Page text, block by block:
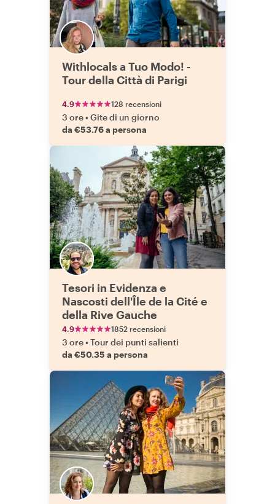
Withlocals a Tuo Modo! -
Tour della Città di Parigi
4.9 128 recensioni
3 ore•Gite di un giorno
da €53.76 a persona
Tesori in Evidenza e
Nascosti dell'Île de la Cité e
della Rive Gauche
4.9 1852 recensioni
3 ore•Tour dei punti salienti
da €50.35 a persona